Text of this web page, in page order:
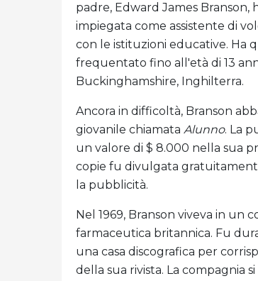
padre, Edward James Branson,
impiegata come assistente di
con le istituzioni educative. Ha
frequentato fino all'età di 13
Buckinghamshire, Inghilterra.
Ancora in difficoltà, Branson
giovanile chiamata Alunno. La
un valore di $ 8.000 nella sua
copie fu divulgata
la pubblicità.
Nel 1969, Branson viveva in un
farmaceutica britannica. Fu
una casa discografica per
della sua rivista. La compagnia